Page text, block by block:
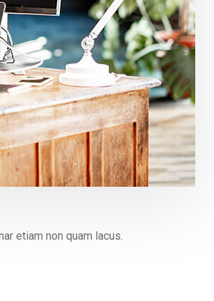
etiam non quam lacus.